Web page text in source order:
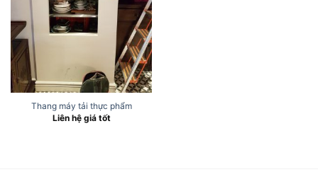
Thang máy tải thực phẩm
Liên hệ giá tốt